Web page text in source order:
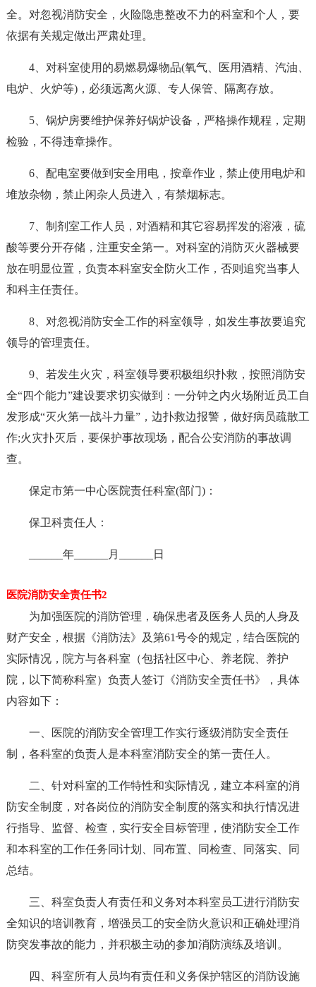
全。对忽视消防安全，火险隐患整改不力的科室和个人，要
依据有关规定做出严肃处理。
4、对科室使用的易燃易爆物品(氧气、医用酒精、汽油、
电炉、火炉等)，必须远离火源、专人保管、隔离存放。
5、锅炉房要维护保养好锅炉设备，严格操作规程，定期
检验，不得违章操作。
6、配电室要做到安全用电，按章作业，禁止使用电炉和
堆放杂物，禁止闲杂人员进入，有禁烟标志。
7、制剂室工作人员，对酒精和其它容易挥发的溶液，硫
酸等要分开存储，注重安全第一。对科室的消防灭火器械要
放在明显位置，负责本科室安全防火工作，否则追究当事人
和科主任责任。
8、对忽视消防安全工作的科室领导，如发生事故要追究
领导的管理责任。
9、若发生火灾，科室领导要积极组织扑救，按照消防安
全“四个能力”建设要求切实做到：一分钟之内火场附近员工自
发形成“灭火第一战斗力量”，边扑救边报警，做好病员疏散工
作;火灾扑灭后，要保护事故现场，配合公安消防的事故调
查。
保定市第一中心医院责任科室(部门)：
保卫科责任人：
______年______月______日
医院消防安全责任书2
为加强医院的消防管理，确保患者及医务人员的人身及
财产安全，根据《消防法》及第61号令的规定，结合医院的
实际情况，院方与各科室（包括社区中心、养老院、养护
院，以下简称科室）负责人签订《消防安全责任书》，具体
内容如下：
一、医院的消防安全管理工作实行逐级消防安全责任
制，各科室的负责人是本科室消防安全的第一责任人。
二、针对科室的工作特性和实际情况，建立本科室的消
防安全制度，对各岗位的消防安全制度的落实和执行情况进
行指导、监督、检查，实行安全目标管理，使消防安全工作
和本科室的工作任务同计划、同布置、同检查、同落实、同
总结。
三、科室负责人有责任和义务对本科室员工进行消防安
全知识的培训教育，增强员工的安全防火意识和正确处理消
防突发事故的能力，并积极主动的参加消防演练及培训。
四、科室所有人员均有责任和义务保护辖区的消防设施